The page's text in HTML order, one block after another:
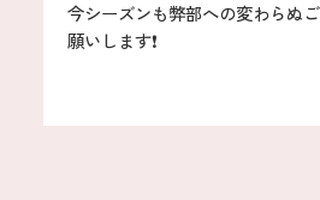
今シーズンも弊部への変わらぬ
願いします❗️